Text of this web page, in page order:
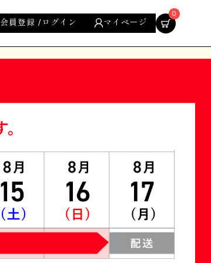
会員登録 /ログイン マイページ
0